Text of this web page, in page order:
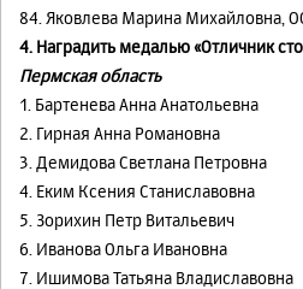
84. Яковлева Марина Михайловна,
4. Наградить медалью «Отличник
Пермская область
1. Бартенева Анна Анатольевна
2. Гирная Анна Романовна
3. Демидова Светлана Петровна
4. Еким Ксения Станиславовна
5. Зорихин Петр Витальевич
6. Иванова Ольга Ивановна
7. Ишимова Татьяна Владиславовна